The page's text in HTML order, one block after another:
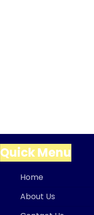
Quick Menu
Home
About Us